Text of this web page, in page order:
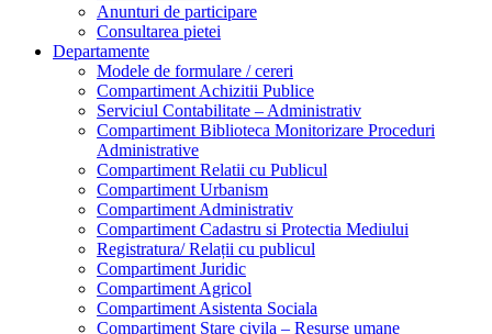
Anunturi de participare
Consultarea pietei
Departamente
Modele de formulare / cereri
Compartiment Achizitii Publice
Serviciul Contabilitate – Administrativ
Compartiment Biblioteca Monitorizare Proceduri
Administrative
Compartiment Relatii cu Publicul
Compartiment Urbanism
Compartiment Administrativ
Compartiment Cadastru si Protectia Mediului
Registratura/ Relații cu publicul
Compartiment Juridic
Compartiment Agricol
Compartiment Asistenta Sociala
Compartiment Stare civila – Resurse umane